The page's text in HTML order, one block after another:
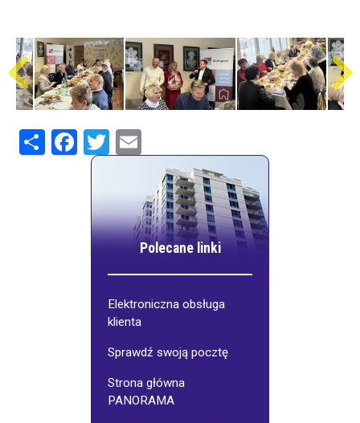
ShareFacebook
Twitter
Polecane linki
Elektroniczna obsługa
klienta
Sprawdź swoją pocztę
Strona główna
PANORAMA